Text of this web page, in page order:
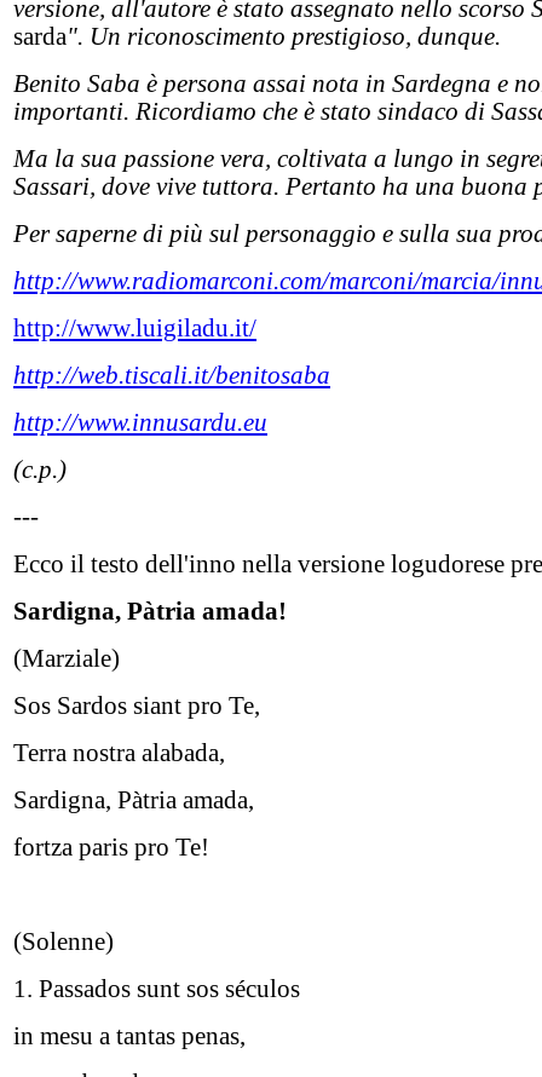
versione, all'autore è stato assegnato nello scorso
sarda". Un riconoscimento prestigioso, dunque.
Benito Saba è persona assai nota in Sardegna e
importanti. Ricordiamo che è stato sindaco di
Ma la sua passione vera, coltivata a lungo in
Sassari, dove vive tuttora. Pertanto ha una
Per saperne di più sul personaggio e sulla sua
http://www.radiomarconi.com/marconi/marcia/
http://www.luigiladu.it/
http://web.tiscali.it/benitosaba
http://www.innusardu.eu
(c.p.)
---
Ecco il testo dell'inno nella versione logudorese
Sardigna, Pàtria amada!
(Marziale)
Sos Sardos siant pro Te,
Terra nostra alabada,
Sardigna, Pàtria amada,
fortza paris pro Te!
(Solenne)
1. Passados sunt sos séculos
in mesu a tantas penas,